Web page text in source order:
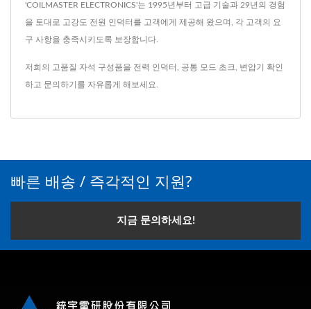
'COILMASTER ELECTRONICS'는 1995년부터 고급 기술과 29년의 경험
을 토대로 고강도 전원 인덕터를 고객에게 제공해 왔으며, 각 고객의 요
구 사항을 충족시키도록 보장합니다.
저희의 고품질 자석 구성품을 전력 인덕터 공통 모드 초크 변압기 확인
하고 문의하기 를 자유롭게 해보세요.
빠른 배송 / 즉각적인 지원?
지금 문의하세요!